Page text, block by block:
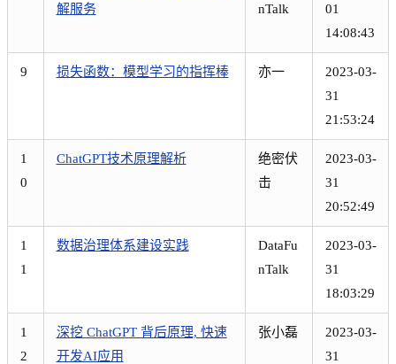
解服务
nTalk
01
14:08:43
9 损失函数：模型学习的指挥棒 亦一
2023-03-
31
21:53:24
1
0
ChatGPT技术原理解析
绝密伏
击
2023-03-
31
20:52:49
1
1
数据治理体系建设实践
DataFu
nTalk
2023-03-
31
18:03:29
1
2
深挖 ChatGPT 背后原理, 快速
开发AI应用
张小磊
2023-03-
31